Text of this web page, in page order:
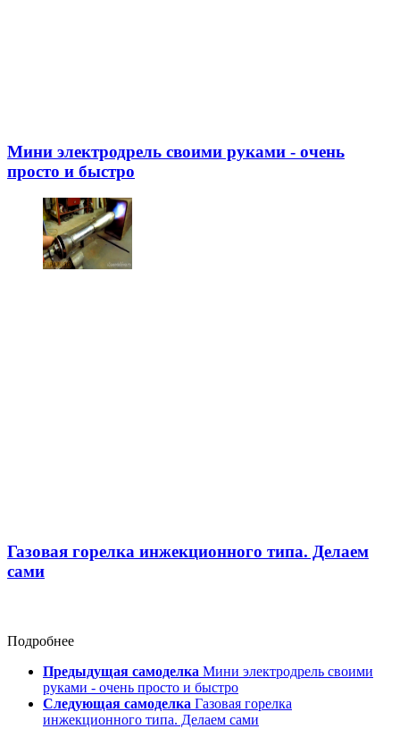
Мини электродрель своими руками - очень
просто и быстро
Газовая горелка инжекционного типа. Делаем
сами
Подробнее
Предыдущая самоделка Мини электродрель своими
руками - очень просто и быстро
Следующая самоделка Газовая горелка
инжекционного типа. Делаем сами